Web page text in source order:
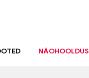
NÄOHOOLDUS